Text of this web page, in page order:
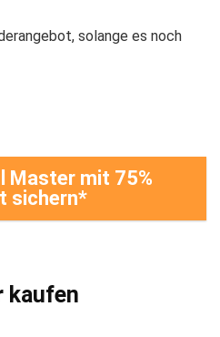
solange es noch
Master mit 75%
sichern
kaufen